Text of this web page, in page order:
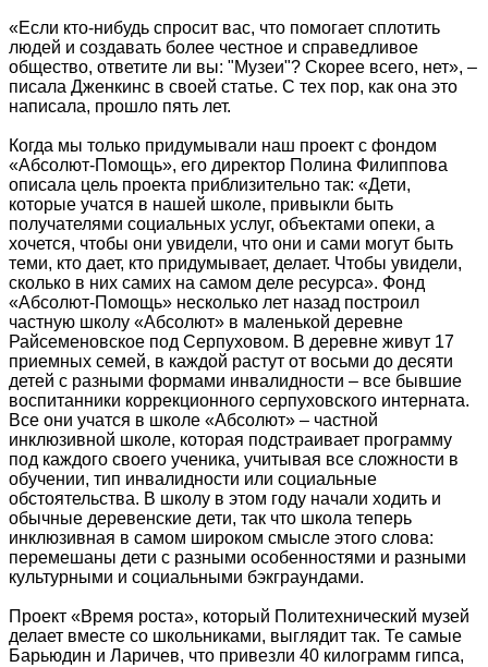
«Если кто-нибудь спросит вас, что помогает сплотить
людей и создавать более честное и справедливое
общество, ответите ли вы: "Музеи"? Скорее всего, нет», –
писала Дженкинс в своей статье. С тех пор, как она это
написала, прошло пять лет.
Когда мы только придумывали наш проект с фондом
«Абсолют-Помощь», его директор Полина Филиппова
описала цель проекта приблизительно так: «Дети,
которые учатся в нашей школе, привыкли быть
получателями социальных услуг, объектами опеки, а
хочется, чтобы они увидели, что они и сами могут быть
теми, кто дает, кто придумывает, делает. Чтобы увидели,
сколько в них самих на самом деле ресурса». Фонд
«Абсолют-Помощь» несколько лет назад построил
частную школу «Абсолют» в маленькой деревне
Райсеменовское под Серпуховом. В деревне живут 17
приемных семей, в каждой растут от восьми до десяти
детей с разными формами инвалидности – все бывшие
воспитанники коррекционного серпуховского интерната.
Все они учатся в школе «Абсолют» – частной
инклюзивной школе, которая подстраивает программу
под каждого своего ученика, учитывая все сложности в
обучении, тип инвалидности или социальные
обстоятельства. В школу в этом году начали ходить и
обычные деревенские дети, так что школа теперь
инклюзивная в самом широком смысле этого слова:
перемешаны дети с разными особенностями и разными
культурными и социальными бэкграундами.
Проект «Время роста», который Политехнический музей
делает вместе со школьниками, выглядит так. Те самые
Барьюдин и Ларичев, что привезли 40 килограмм гипса,